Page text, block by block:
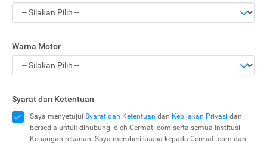
Warna Motor
Syarat dan Ketentuan
Saya menyetujui Syarat dan Ketentuan dan Kebijakan Privasi dan
bersedia untuk dihubungi oleh Cermati.com serta semua Institusi
Keuangan rekanan. Saya memberi kuasa kepada Cermati.com dan